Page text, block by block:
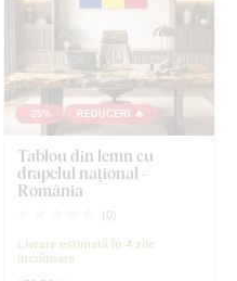
-25% REDUCERI 🔥
Tablou din lemn cu
drapelul național -
România
( 0)
Livrare estimată în 4 zile
lucrătoare